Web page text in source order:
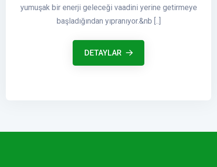
yumuşak bir enerji geleceği vaadini yerine getirmeye
başladığından yıpranıyor.&nb [..]
DETAYLAR